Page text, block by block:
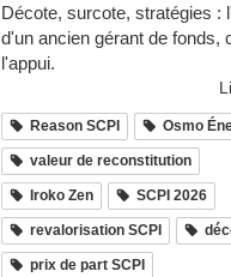
Décote, surcote, stratégies :
d'un ancien gérant de fonds,
l'appui.
Reason SCPI Osmo
valeur de reconstitution
Iroko Zen SCPI 2026
revalorisation SCPI
prix de part SCPI